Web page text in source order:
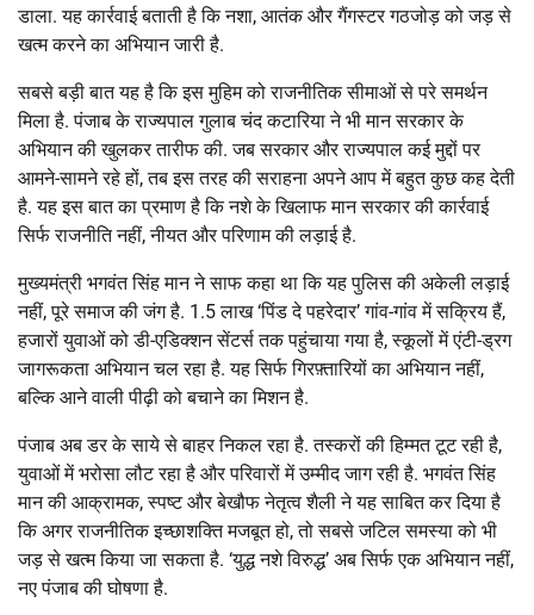
डाला. यह कार्रवाई बताती है कि नशा, आतंक और गैंगस्टर गठजोड़ को जड़ से
खत्म करने का अभियान जारी है.
सबसे बड़ी बात यह है कि इस मुहिम को राजनीतिक सीमाओं से परे समर्थन
मिला है. पंजाब के राज्यपाल गुलाब चंद कटारिया ने भी मान सरकार के
अभियान की खुलकर तारीफ की. जब सरकार और राज्यपाल कई मुद्दों पर
आमने-सामने रहे हों, तब इस तरह की सराहना अपने आप में बहुत कुछ कह देती
है. यह इस बात का प्रमाण है कि नशे के खिलाफ मान सरकार की कार्रवाई
सिर्फ राजनीति नहीं, नीयत और परिणाम की लड़ाई है.
मुख्यमंत्री भगवंत सिंह मान ने साफ कहा था कि यह पुलिस की अकेली लड़ाई
नहीं, पूरे समाज की जंग है. 1.5 लाख ‘पिंड दे पहरेदार’ गांव-गांव में सक्रिय हैं,
हजारों युवाओं को डी-एडिक्शन सेंटर्स तक पहुंचाया गया है, स्कूलों में एंटी-ड्रग
जागरूकता अभियान चल रहा है. यह सिर्फ गिरफ़्तारियों का अभियान नहीं,
बल्कि आने वाली पीढ़ी को बचाने का मिशन है.
पंजाब अब डर के साये से बाहर निकल रहा है. तस्करों की हिम्मत टूट रही है,
युवाओं में भरोसा लौट रहा है और परिवारों में उम्मीद जाग रही है. भगवंत सिंह
मान की आक्रामक, स्पष्ट और बेखौफ नेतृत्व शैली ने यह साबित कर दिया है
कि अगर राजनीतिक इच्छाशक्ति मजबूत हो, तो सबसे जटिल समस्या को भी
जड़ से खत्म किया जा सकता है. ‘युद्ध नशे विरुद्ध’ अब सिर्फ एक अभियान नहीं,
नए पंजाब की घोषणा है.